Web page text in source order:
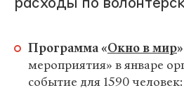
расходы по
Программа «Окно в мир»
мероприятия» в январе
событие для 1590